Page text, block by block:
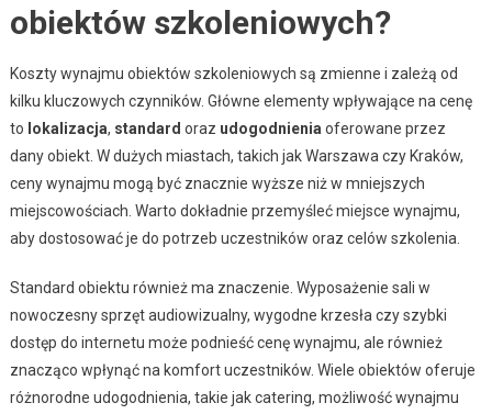
obiektów szkoleniowych?
Koszty wynajmu obiektów szkoleniowych są zmienne i zależą od
kilku kluczowych czynników. Główne elementy wpływające na cenę
to lokalizacja, standard oraz udogodnienia oferowane przez
dany obiekt. W dużych miastach, takich jak Warszawa czy Kraków,
ceny wynajmu mogą być znacznie wyższe niż w mniejszych
miejscowościach. Warto dokładnie przemyśleć miejsce wynajmu,
aby dostosować je do potrzeb uczestników oraz celów szkolenia.
Standard obiektu również ma znaczenie. Wyposażenie sali w
nowoczesny sprzęt audiowizualny, wygodne krzesła czy szybki
dostęp do internetu może podnieść cenę wynajmu, ale również
znacząco wpłynąć na komfort uczestników. Wiele obiektów oferuje
różnorodne udogodnienia, takie jak catering, możliwość wynajmu